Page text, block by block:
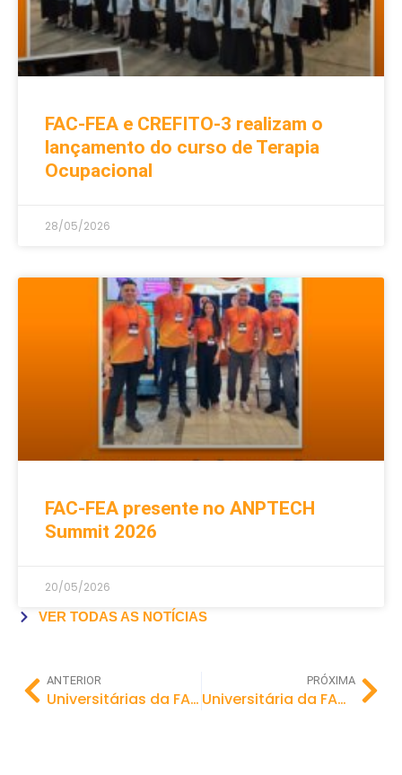
FAC-FEA e CREFITO-3 realizam o
lançamento do curso de Terapia
Ocupacional
28/05/2026
FAC-FEA presente no ANPTECH
Summit 2026
20/05/2026
VER TODAS AS NOTÍCIAS
ANTERIOR
Universitárias da FAC FEA são aprovadas em diversos concursos mesmo antes de concluir a faculdade
PRÓXIMA
Universitária da FAC FEA é aprovada em mestrado da Unesp antes de concluir graduação